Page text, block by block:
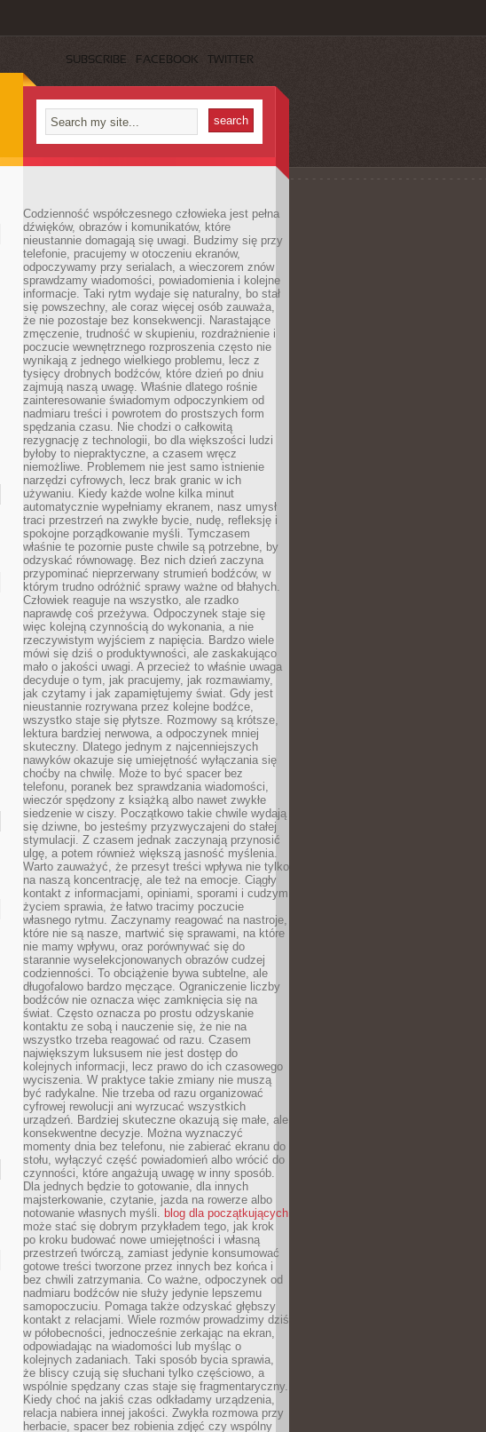
SUBSCRIBE FACEBOOK TWITTER
Codzienność współczesnego człowieka jest pełna
dźwięków, obrazów i komunikatów, które
nieustannie domagają się uwagi. Budzimy się przy
telefonie, pracujemy w otoczeniu ekranów,
odpoczywamy przy serialach, a wieczorem znów
sprawdzamy wiadomości, powiadomienia i kolejne
informacje. Taki rytm wydaje się naturalny, bo stał
się powszechny, ale coraz więcej osób zauważa,
że nie pozostaje bez konsekwencji. Narastające
zmęczenie, trudność w skupieniu, rozdrażnienie i
poczucie wewnętrznego rozproszenia często nie
wynikają z jednego wielkiego problemu, lecz z
tysięcy drobnych bodźców, które dzień po dniu
zajmują naszą uwagę. Właśnie dlatego rośnie
zainteresowanie świadomym odpoczynkiem od
nadmiaru treści i powrotem do prostszych form
spędzania czasu. Nie chodzi o całkowitą
rezygnację z technologii, bo dla większości ludzi
byłoby to niepraktyczne, a czasem wręcz
niemożliwe. Problemem nie jest samo istnienie
narzędzi cyfrowych, lecz brak granic w ich
używaniu. Kiedy każde wolne kilka minut
automatycznie wypełniamy ekranem, nasz umysł
traci przestrzeń na zwykłe bycie, nudę, refleksję i
spokojne porządkowanie myśli. Tymczasem
właśnie te pozornie puste chwile są potrzebne, by
odzyskać równowagę. Bez nich dzień zaczyna
przypominać nieprzerwany strumień bodźców, w
którym trudno odróżnić sprawy ważne od błahych.
Człowiek reaguje na wszystko, ale rzadko
naprawdę coś przeżywa. Odpoczynek staje się
więc kolejną czynnością do wykonania, a nie
rzeczywistym wyjściem z napięcia. Bardzo wiele
mówi się dziś o produktywności, ale zaskakująco
mało o jakości uwagi. A przecież to właśnie uwaga
decyduje o tym, jak pracujemy, jak rozmawiamy,
jak czytamy i jak zapamiętujemy świat. Gdy jest
nieustannie rozrywana przez kolejne bodźce,
wszystko staje się płytsze. Rozmowy są krótsze,
lektura bardziej nerwowa, a odpoczynek mniej
skuteczny. Dlatego jednym z najcenniejszych
nawyków okazuje się umiejętność wyłączania się
choćby na chwilę. Może to być spacer bez
telefonu, poranek bez sprawdzania wiadomości,
wieczór spędzony z książką albo nawet zwykłe
siedzenie w ciszy. Początkowo takie chwile wydają
się dziwne, bo jesteśmy przyzwyczajeni do stałej
stymulacji. Z czasem jednak zaczynają przynosić
ulgę, a potem również większą jasność myślenia.
Warto zauważyć, że przesyt treści wpływa nie tylko
na naszą koncentrację, ale też na emocje. Ciągły
kontakt z informacjami, opiniami, sporami i cudzym
życiem sprawia, że łatwo tracimy poczucie
własnego rytmu. Zaczynamy reagować na nastroje,
które nie są nasze, martwić się sprawami, na które
nie mamy wpływu, oraz porównywać się do
starannie wyselekcjonowanych obrazów cudzej
codzienności. To obciążenie bywa subtelne, ale
długofalowo bardzo męczące. Ograniczenie liczby
bodźców nie oznacza więc zamknięcia się na
świat. Często oznacza po prostu odzyskanie
kontaktu ze sobą i nauczenie się, że nie na
wszystko trzeba reagować od razu. Czasem
największym luksusem nie jest dostęp do
kolejnych informacji, lecz prawo do ich czasowego
wyciszenia. W praktyce takie zmiany nie muszą
być radykalne. Nie trzeba od razu organizować
cyfrowej rewolucji ani wyrzucać wszystkich
urządzeń. Bardziej skuteczne okazują się małe, ale
konsekwentne decyzje. Można wyznaczyć
momenty dnia bez telefonu, nie zabierać ekranu do
stołu, wyłączyć część powiadomień albo wrócić do
czynności, które angażują uwagę w inny sposób.
Dla jednych będzie to gotowanie, dla innych
majsterkowanie, czytanie, jazda na rowerze albo
notowanie własnych myśli. blog dla początkujących
może stać się dobrym przykładem tego, jak krok
po kroku budować nowe umiejętności i własną
przestrzeń twórczą, zamiast jedynie konsumować
gotowe treści tworzone przez innych bez końca i
bez chwili zatrzymania. Co ważne, odpoczynek od
nadmiaru bodźców nie służy jedynie lepszemu
samopoczuciu. Pomaga także odzyskać głębszy
kontakt z relacjami. Wiele rozmów prowadzimy dziś
w półobecności, jednocześnie zerkając na ekran,
odpowiadając na wiadomości lub myśląc o
kolejnych zadaniach. Taki sposób bycia sprawia,
że bliscy czują się słuchani tylko częściowo, a
wspólnie spędzany czas staje się fragmentaryczny.
Kiedy choć na jakiś czas odkładamy urządzenia,
relacja nabiera innej jakości. Zwykła rozmowa przy
herbacie, spacer bez robienia zdjęć czy wspólny